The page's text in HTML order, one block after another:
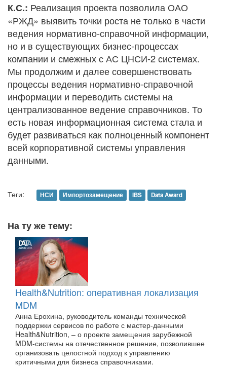
К.С.: Реализация проекта позволила ОАО
«РЖД» выявить точки роста не только в части
ведения нормативно-справочной информации,
но и в существующих бизнес-процессах
компании и смежных с АС ЦНСИ-2 системах.
Мы продолжим и далее совершенствовать
процессы ведения нормативно-справочной
информации и переводить системы на
централизованное ведение справочников. То
есть новая информационная система стала и
будет развиваться как полноценный компонент
всей корпоративной системы управления
данными.
Теги: НСИ Импортозамещение IBS Data Award
На ту же тему:
Health&Nutrition: оперативная локализация
MDM
Анна Ерохина, руководитель команды технической
поддержки сервисов по работе с мастер-данными
Health&Nutrition, – о проекте замещения зарубежной
MDM-системы на отечественное решение, позволившее
организовать целостной подход к управлению
критичными для бизнеса справочниками.